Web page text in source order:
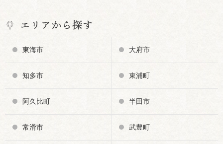
エリアから探す
東海市 大府市
知多市 東浦町
阿久比町 半田市
常滑市 武豊町